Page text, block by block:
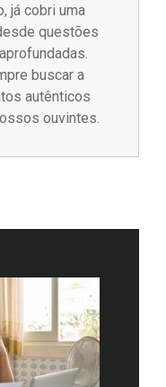
já cobri uma
questões
buscar a
autênticos
ouvintes.